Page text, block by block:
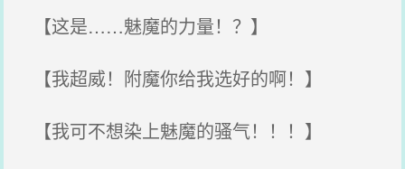
【这是……魅魔的力量！？】
【我超威！附魔你给我选好的啊！】
【我可不想染上魅魔的骚气！！！】